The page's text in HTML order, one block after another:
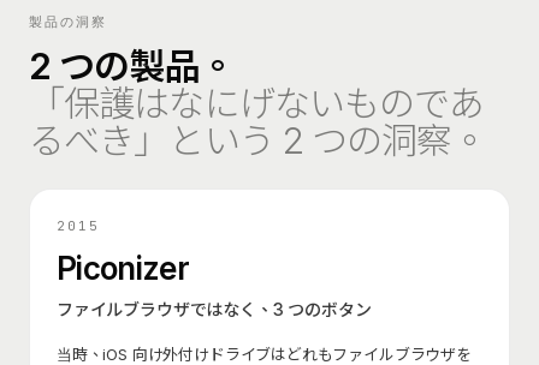
製品の洞察
2 つの製品。
「保護はなにげないものであ
るべき」という 2 つの洞察。
2015
Piconizer
ファイルブラウザではなく、3 つのボタン
当時、iOS 向け外付けドライブはどれもファイルブラウザを